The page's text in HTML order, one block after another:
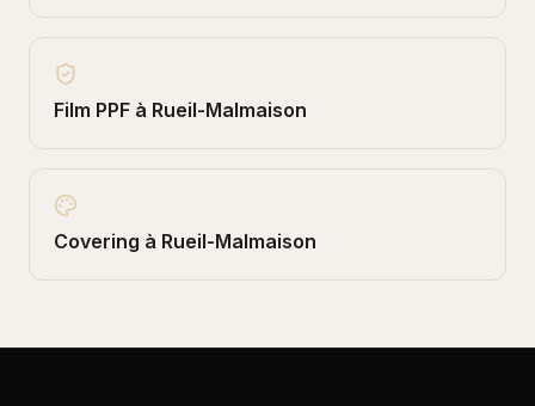
Film PPF à Rueil-Malmaison
Covering à Rueil-Malmaison